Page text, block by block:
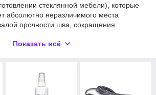
стеклянной мебели), которые
абсолютно неразличимого места
прочности шва, сокращения
главе вы найдете все, что нужно для
Показать всё